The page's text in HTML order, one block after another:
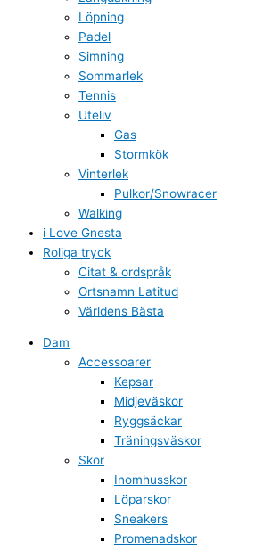
Löpning
Padel
Simning
Sommarlek
Tennis
Uteliv
Gas
Stormkök
Vinterlek
Pulkor/Snowracer
Walking
i Love Gnesta
Roliga tryck
Citat & ordspråk
Ortsnamn Latitud
Världens Bästa
Dam
Accessoarer
Kepsar
Midjeväskor
Ryggsäckar
Träningsväskor
Skor
Inomhusskor
Löparskor
Sneakers
Promenadskor